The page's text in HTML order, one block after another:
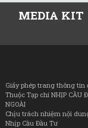
MEDIA KIT
Giấy phép trang thông tin
Thuộc Tạp chí NHỊP CẦU
NGOÀI
Chịu trách nhiệm nội
Nhịp Cầu Đầu Tư